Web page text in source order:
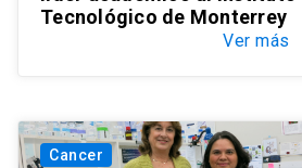
Tecnológico de Monterrey
Ver más
Cancer